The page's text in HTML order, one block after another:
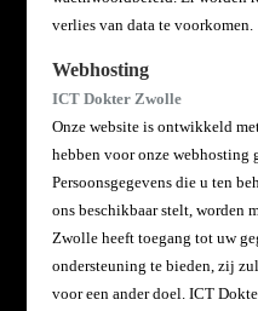
verlies van data te voorkomen.
Webhosting
ICT Dokter Zwolle
Onze website is ontwikkeld
hebben voor onze
Persoonsgegevens die u ten
ons beschikbaar stelt, worden
Zwolle heeft toegang tot uw
ondersteuning te bieden, zij
voor een ander doel. ICT